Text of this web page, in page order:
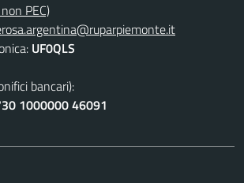
PEC)
UF0QLS
bancari):
1000000 46091